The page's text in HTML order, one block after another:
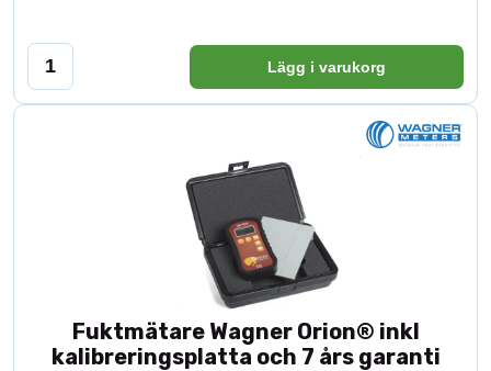
Lägg i varukorg
Fuktmätare Wagner Orion® inkl
kalibreringsplatta och 7 års garanti